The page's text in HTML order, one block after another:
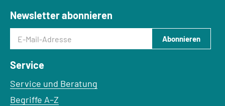
Newsletter abonnieren
E-Mail-Adresse
Abonnieren
Service
Service und Beratung
Begriffe A–Z